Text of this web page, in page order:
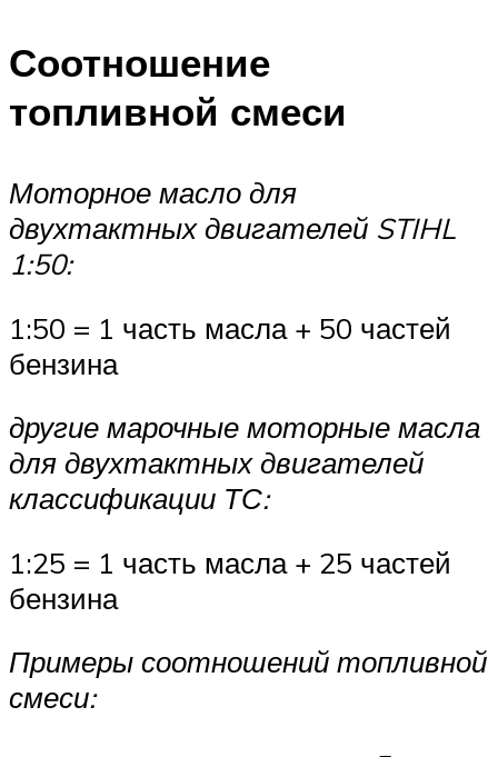
Соотношение
топливной смеси
Моторное масло для
двухтактных двигателей STIHL
1:50:
1:50 = 1 часть масла + 50 частей
бензина
другие марочные моторные масла
для двухтактных двигателей
классификации ТС:
1:25 = 1 часть масла + 25 частей
бензина
Примеры соотношений топливной
смеси: